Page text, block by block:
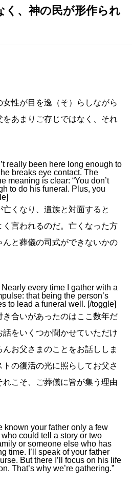
く、神の民が形作られ
性が目を逸（そ）らしながら
あまりご存じではなく、それ
really been here long enough to
breaks eye contact. The
meaning is clear: “You don’t
to do his funeral. Plus, you
くなり、遺族と対面すると
く言われるのだ。亡くなった方
と葬儀の司式ができないかの
every time I gather with a
that being the person’s
to lead a funeral well. [/toggle]
き合いがあったのはここ数年だ
をいくつか聞かせていただけ
お父さまのことをお話ししま
の復活の光に照らしてお父さ
れこそ、ご葬儀に皆が集う理由
known your father only a few
could tell a story or two
or someone else who has
time. I’ll speak of your father
But there I’ll focus on his life
That’s why we’re gathering.”